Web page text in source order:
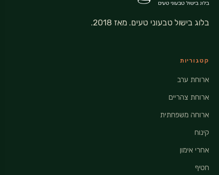
בלוג בישול טבעוני טעים. מאז 2018.
קטגוריות
ארוחת ערב
ארוחת צהריים
ארוחה משפחתית
קינוח
אחרי אימון
חטיף